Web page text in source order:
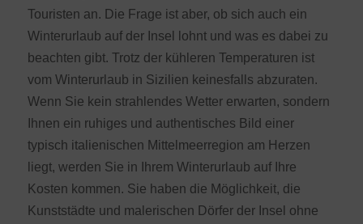
Touristen an. Die Frage ist aber, ob sich auch ein
Winterurlaub auf der Insel lohnt und was es dabei zu
beachten gibt. Trotz der kühleren Temperaturen ist
vom Winterurlaub in Sizilien keinesfalls abzuraten.
Wenn Sie kein strahlendes Wetter erwarten, sondern
Ihnen ein ruhiges und authentisches Bild einer
typisch italienischen Mittelmeerregion am Herzen
liegt, werden Sie in Ihrem Winterurlaub auf Ihre
Kosten kommen. Sie haben die Möglichkeit, die
Kunststädte und malerischen Dörfer der Insel ohne